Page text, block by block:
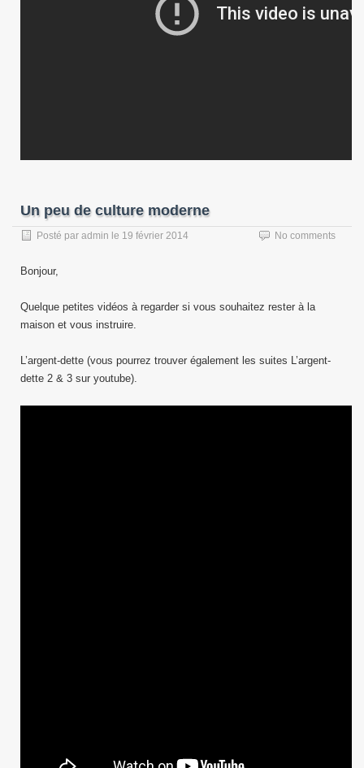
Un peu de culture moderne
Posté par admin le 19 février 2014 No comments
Bonjour,
Quelque petites vidéos à regarder si vous souhaitez rester à la
maison et vous instruire.
L’argent-dette (vous pourrez trouver également les suites L’argent-
dette 2 & 3 sur youtube).